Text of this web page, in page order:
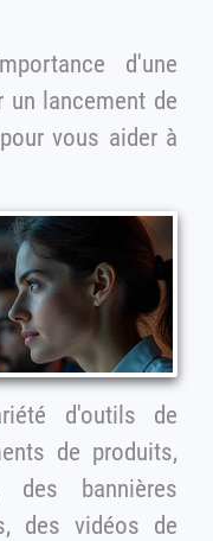
d'une
un lancement de
de produits,
des bannières